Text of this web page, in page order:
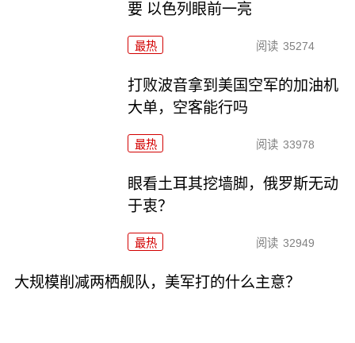
要 以色列眼前一亮
最热 阅读 35274
打败波音拿到美国空军的加油机
大单，空客能行吗
最热 阅读 33978
眼看土耳其挖墙脚，俄罗斯无动
于衷？
最热 阅读 32949
大规模削减两栖舰队，美军打的什么主意？